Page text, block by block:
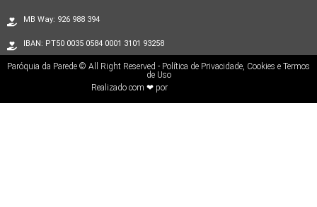
MB Way: 926 988 394
IBAN: PT50 0035 0584 0001 3101 93258
Paróquia da Parede © All Right Reserved - Política de Privacidade, Cookies e Termos
de Uso
Realizado com ❤ por